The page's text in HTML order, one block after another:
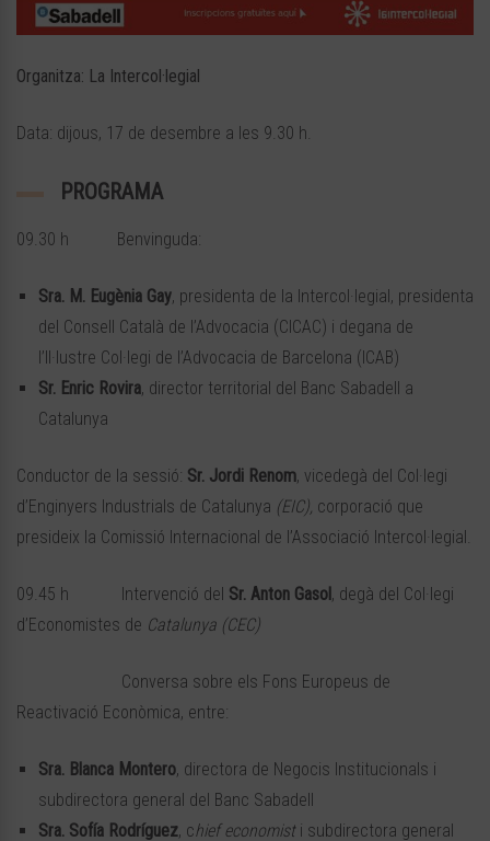
Organitza: La Intercol·legial
Data: dijous, 17 de desembre a les 9.30 h.
PROGRAMA
09.30 h Benvinguda:
Sra. M. Eugènia Gay, presidenta de la Intercol·legial, presidenta
del Consell Català de l’Advocacia (CICAC) i degana de
l’Il·lustre Col·legi de l’Advocacia de Barcelona (ICAB)
Sr. Enric Rovira, director territorial del Banc Sabadell a
Catalunya
Conductor de la sessió: Sr. Jordi Renom, vicedegà del Col·legi
d’Enginyers Industrials de Catalunya (EIC), corporació que
presideix la Comissió Internacional de l’Associació Intercol·legial.
09.45 h Intervenció del Sr. Anton Gasol , degà del Col·legi
d’Economistes de Catalunya (CEC)
Conversa sobre els Fons Europeus de
Reactivació Econòmica, entre:
Sra. Blanca Montero, directora de Negocis Institucionals i
subdirectora general del Banc Sabadell
Sra. Sofía Rodríguez, chief economist i subdirectora general